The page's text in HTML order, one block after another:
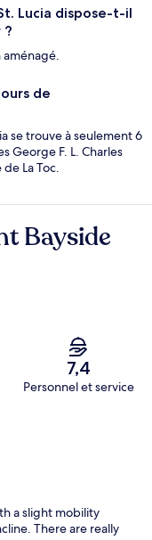
Lucia dispose-t-il
?
de
se trouve à seulement 6
George F. L. Charles
La Toc.
Bayside
7,4
Personnel et service
a slight mobility
There are really